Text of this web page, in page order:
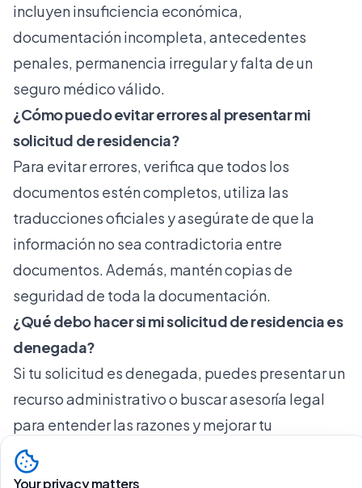
incluyen insuficiencia económica,
documentación incompleta, antecedentes
penales, permanencia irregular y falta de un
seguro médico válido.
¿Cómo puedo evitar errores al presentar mi
solicitud de residencia?
Para evitar errores, verifica que todos los
documentos estén completos, utiliza las
traducciones oficiales y asegúrate de que la
información no sea contradictoria entre
documentos. Además, mantén copias de
seguridad de toda la documentación.
¿Qué debo hacer si mi solicitud de residencia es
denegada?
Si tu solicitud es denegada, puedes presentar un
recurso administrativo o buscar asesoría legal
para entender las razones y mejorar tu
expediente. Es importante documentar cada
paso del proceso.
Your privacy matters